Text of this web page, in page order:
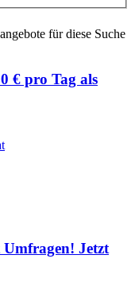
für diese Suche
€ pro Tag als
Umfragen! Jetzt